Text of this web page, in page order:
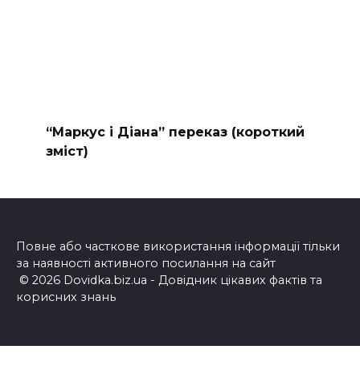
“Маркус і Діана” переказ (короткий
зміст)
Повне або часткове використання інформації тільки
за наявності активного посилання на сайт
© 2026 Dovidka.biz.ua - Довідник цікавих фактів та
корисних знань